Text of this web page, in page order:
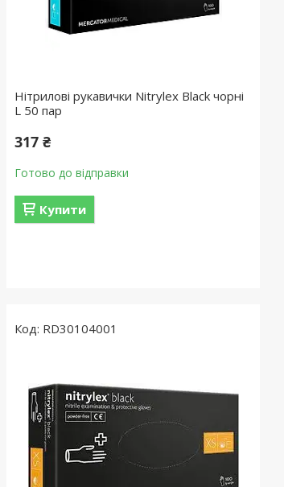
Нітрилові рукавички Nitrylex Black чорні
L 50 пар
317 ₴
Готово до відправки
Купити
RD30104001